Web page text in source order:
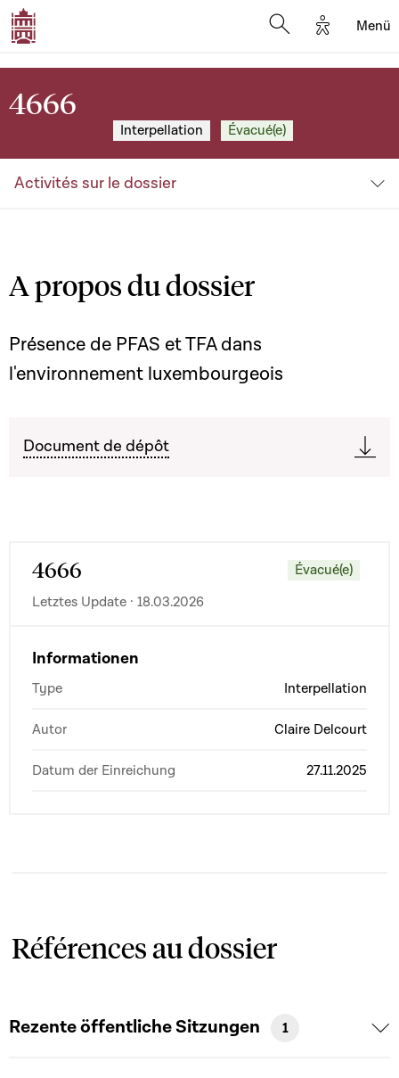
Options
Menü
4666
Interpellation Évacué(e)
Activités sur le dossier
A propos du dossier
Présence de PFAS et TFA dans
l'environnement luxembourgeois
Document de dépôt
4666
Évacué(e)
Letztes Update · 18.03.2026
Informationen
Type Interpellation
Autor Claire Delcourt
Datum der Einreichung 27.11.2025
Références au dossier
Rezente öffentliche Sitzungen 1